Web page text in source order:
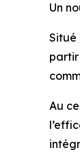
Un
Situé
partir
Au